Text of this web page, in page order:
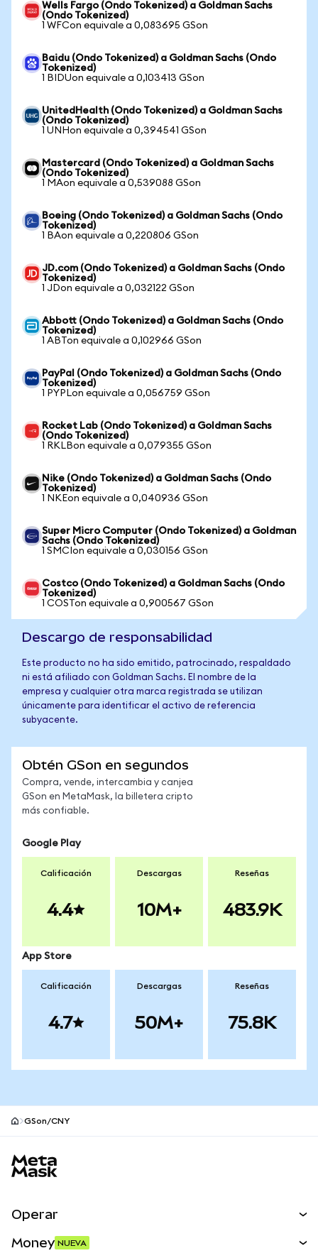
Wells Fargo (Ondo Tokenized) a Goldman Sachs
(Ondo Tokenized)
1 WFCon equivale a 0,083695 GSon
Baidu (Ondo Tokenized) a Goldman Sachs (Ondo
Tokenized)
1 BIDUon equivale a 0,103413 GSon
UnitedHealth (Ondo Tokenized) a Goldman Sachs
(Ondo Tokenized)
1 UNHon equivale a 0,394541 GSon
Mastercard (Ondo Tokenized) a Goldman Sachs
(Ondo Tokenized)
1 MAon equivale a 0,539088 GSon
Boeing (Ondo Tokenized) a Goldman Sachs (Ondo
Tokenized)
1 BAon equivale a 0,220806 GSon
JD.com (Ondo Tokenized) a Goldman Sachs (Ondo
Tokenized)
1 JDon equivale a 0,032122 GSon
Abbott (Ondo Tokenized) a Goldman Sachs (Ondo
Tokenized)
1 ABTon equivale a 0,102966 GSon
PayPal (Ondo Tokenized) a Goldman Sachs (Ondo
Tokenized)
1 PYPLon equivale a 0,056759 GSon
Rocket Lab (Ondo Tokenized) a Goldman Sachs
(Ondo Tokenized)
1 RKLBon equivale a 0,079355 GSon
Nike (Ondo Tokenized) a Goldman Sachs (Ondo
Tokenized)
1 NKEon equivale a 0,040936 GSon
Super Micro Computer (Ondo Tokenized) a Goldman
Sachs (Ondo Tokenized)
1 SMCIon equivale a 0,030156 GSon
Costco (Ondo Tokenized) a Goldman Sachs (Ondo
Tokenized)
1 COSTon equivale a 0,900567 GSon
Descargo de responsabilidad
Este producto no ha sido emitido, patrocinado, respaldado
ni está afiliado con Goldman Sachs. El nombre de la
empresa y cualquier otra marca registrada se utilizan
únicamente para identificar el activo de referencia
subyacente.
Obtén GSon en segundos
Compra, vende, intercambia y canjea
GSon en MetaMask, la billetera cripto
más confiable.
Google Play
Calificación
4.4
Descargas
10M+
Reseñas
483.9K
App Store
Calificación
4.7
Descargas
50M+
Reseñas
75.8K
GSon/CNY
Operar
Money NUEVA